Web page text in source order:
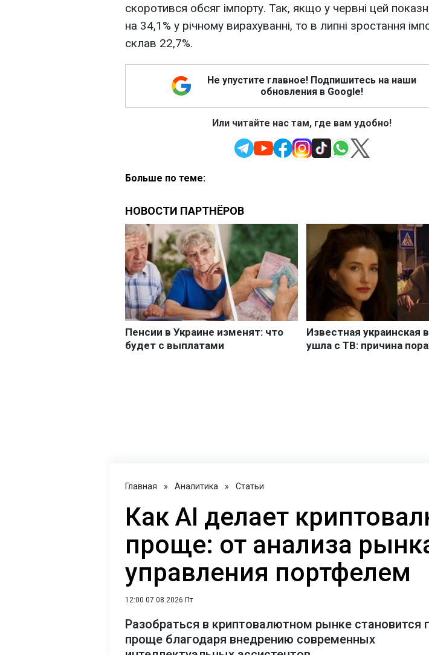
скоротився обсяг імпорту. Так, якщо у червні цей
на 34,1% у річному вирахуванні, то в липні зростання
склав 22,7%.
Не упустите главное! Подпишитесь на наши
обновления в Google!
Или читайте нас там, где вам удобно!
Больше по теме:
Главная » Аналитика » Статьи
Как AI делает
проще: от анализа
управления портфелем
12:00 07.08.2026 Пт
Разобраться в криптовалютном рынке становится
проще благодаря внедрению современных